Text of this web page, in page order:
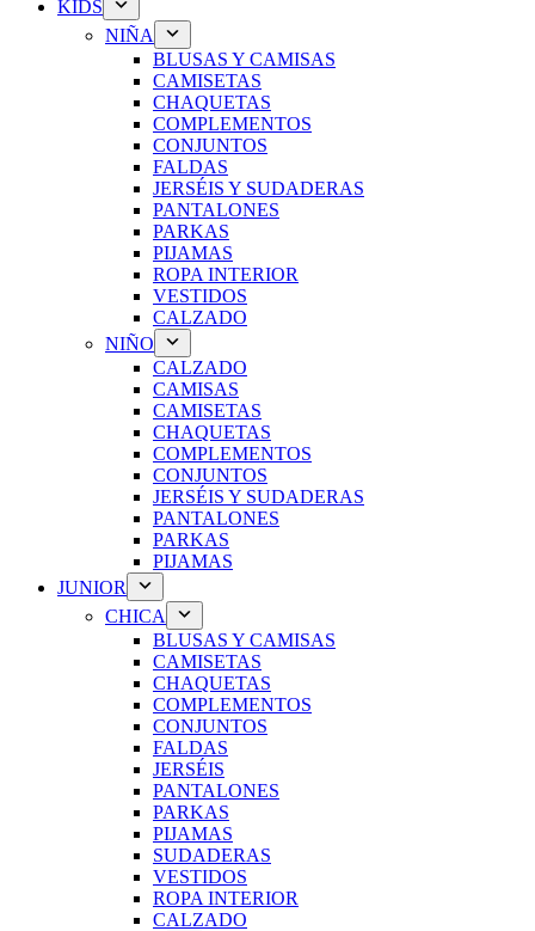
KIDS
NIÑA
BLUSAS Y CAMISAS
CAMISETAS
CHAQUETAS
COMPLEMENTOS
CONJUNTOS
FALDAS
JERSÉIS Y SUDADERAS
PANTALONES
PARKAS
PIJAMAS
ROPA INTERIOR
VESTIDOS
CALZADO
NIÑO
CALZADO
CAMISAS
CAMISETAS
CHAQUETAS
COMPLEMENTOS
CONJUNTOS
JERSÉIS Y SUDADERAS
PANTALONES
PARKAS
PIJAMAS
JUNIOR
CHICA
BLUSAS Y CAMISAS
CAMISETAS
CHAQUETAS
COMPLEMENTOS
CONJUNTOS
FALDAS
JERSÉIS
PANTALONES
PARKAS
PIJAMAS
SUDADERAS
VESTIDOS
ROPA INTERIOR
CALZADO